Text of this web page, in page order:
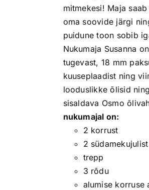
mitmekesi! Maja
oma soovide järgi
puidune toon sobib
Nukumaja Susanna
tugevast, 18 mm
kuuseplaadist ning
looduslikke õlisid
sisaldava Osmo
nukumajal on:
2 korrust
2
trepp
3 rõdu
alumise korruse